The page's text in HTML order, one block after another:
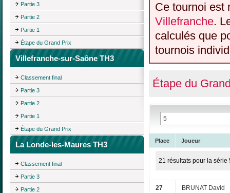
Partie 3
Partie 2
Partie 1
Étape du Grand Prix
Villefranche-sur-Saône TH3
Classement final
Partie 3
Partie 2
Partie 1
Étape du Grand Prix
La Londe-les-Maures TH3
Classement final
Partie 3
Partie 2
Ce tournoi est
Villefranche.
calculés que
tournois
Étape du
Place Joueur
21 résultats pour la série
27 BRUNAT David